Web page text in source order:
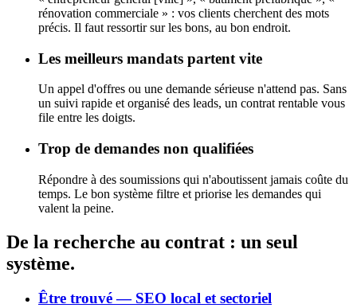
rénovation commerciale » : vos clients cherchent des mots
précis. Il faut ressortir sur les bons, au bon endroit.
Les meilleurs mandats partent vite
Un appel d'offres ou une demande sérieuse n'attend pas. Sans
un suivi rapide et organisé des leads, un contrat rentable vous
file entre les doigts.
Trop de demandes non qualifiées
Répondre à des soumissions qui n'aboutissent jamais coûte du
temps. Le bon système filtre et priorise les demandes qui
valent la peine.
De la recherche au contrat : un seul
système.
Être trouvé — SEO local et sectoriel